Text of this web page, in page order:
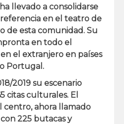
llevado a consolidarse
en el teatro de
de esta comunidad. Su
en todo el
el extranjero en países
Portugal.
2019 su escenario
citas culturales. El
centro, ahora llamado
225 butacas y